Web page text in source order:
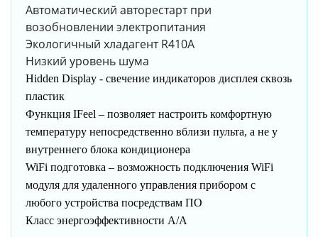
Автоматический авторестарт при
возобновлении электропитания
Экологичный хладагент R410A
Низкий уровень шума
Hidden Display - cвечение индикаторов дисплея сквозь
пластик
Функция IFeel – позволяет настроить комфортную
температуру непосредственно вблизи пульта, а не у
внутреннего блока кондиционера
WiFi подготовка – возможность подключения WiFi
модуля для удаленного управления прибором с
любого устройства посредствам ПО
Класс энергоэффективности А/А